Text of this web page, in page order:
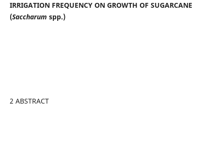
IRRIGATION FREQUENCY ON GROWTH OF SUGARCANE
(Saccharum spp.)
2 ABSTRACT